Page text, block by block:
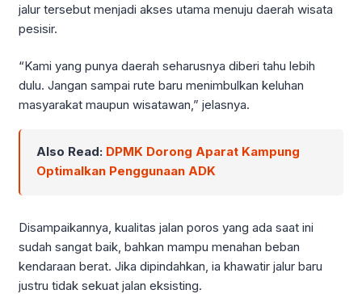
jalur tersebut menjadi akses utama menuju daerah wisata
pesisir.
“Kami yang punya daerah seharusnya diberi tahu lebih
dulu. Jangan sampai rute baru menimbulkan keluhan
masyarakat maupun wisatawan,” jelasnya.
Also Read: DPMK Dorong Aparat Kampung
Optimalkan Penggunaan ADK
Disampaikannya, kualitas jalan poros yang ada saat ini
sudah sangat baik, bahkan mampu menahan beban
kendaraan berat. Jika dipindahkan, ia khawatir jalur baru
justru tidak sekuat jalan eksisting.